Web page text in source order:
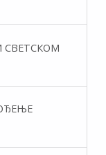
СВЕТСКОМ